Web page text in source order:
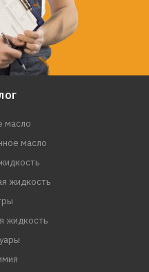
масло
масло
жидкость
жидкость